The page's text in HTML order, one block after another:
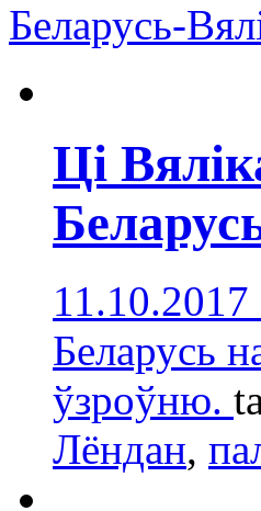
Беларусь-
Ці
11.10.2017
Беларусь
ўзроўню.
Лёндан,